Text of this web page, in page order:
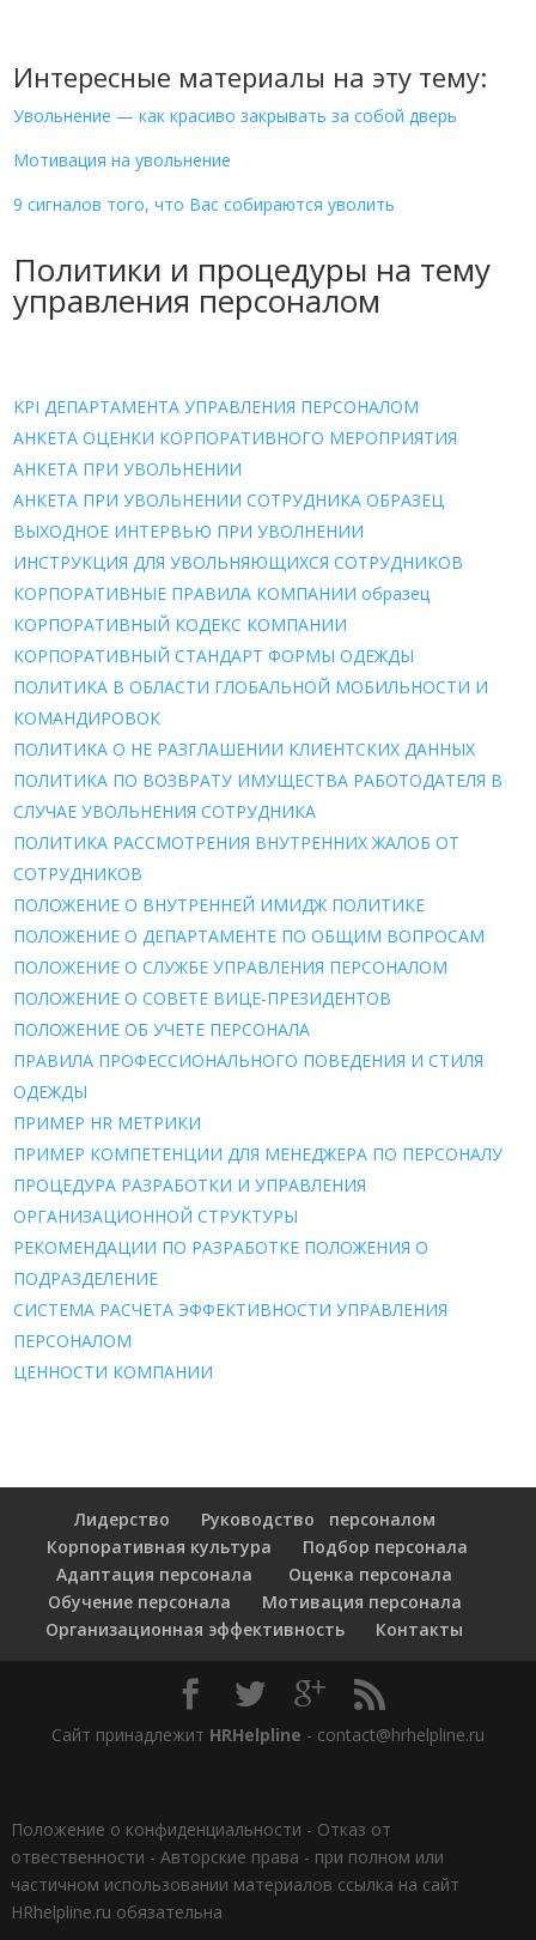
Интересные материалы на эту тему:
Увольнение — как красиво закрывать за собой дверь
Мотивация на увольнение
9 сигналов того, что Вас собираются уволить
Политики и процедуры на тему
управления персоналом
KPI ДЕПАРТАМЕНТА УПРАВЛЕНИЯ ПЕРСОНАЛОМ
АНКЕТА ОЦЕНКИ КОРПОРАТИВНОГО МЕРОПРИЯТИЯ
АНКЕТА ПРИ УВОЛЬНЕНИИ
АНКЕТА ПРИ УВОЛЬНЕНИИ СОТРУДНИКА ОБРАЗЕЦ
ВЫХОДНОЕ ИНТЕРВЬЮ ПРИ УВОЛНЕНИИ
ИНСТРУКЦИЯ ДЛЯ УВОЛЬНЯЮЩИХСЯ СОТРУДНИКОВ
КОРПОРАТИВНЫЕ ПРАВИЛА КОМПАНИИ образец
КОРПОРАТИВНЫЙ КОДЕКС КОМПАНИИ
КОРПОРАТИВНЫЙ СТАНДАРТ ФОРМЫ ОДЕЖДЫ
ПОЛИТИКА В ОБЛАСТИ ГЛОБАЛЬНОЙ МОБИЛЬНОСТИ И
КОМАНДИРОВОК
ПОЛИТИКА О НЕ РАЗГЛАШЕНИИ КЛИЕНТСКИХ ДАННЫХ
ПОЛИТИКА ПО ВОЗВРАТУ ИМУЩЕСТВА РАБОТОДАТЕЛЯ В
СЛУЧАЕ УВОЛЬНЕНИЯ СОТРУДНИКА
ПОЛИТИКА РАССМОТРЕНИЯ ВНУТРЕННИХ ЖАЛОБ ОТ
СОТРУДНИКОВ
ПОЛОЖЕНИЕ О ВНУТРЕННЕЙ ИМИДЖ ПОЛИТИКЕ
ПОЛОЖЕНИЕ О ДЕПАРТАМЕНТЕ ПО ОБЩИМ ВОПРОСАМ
ПОЛОЖЕНИЕ О СЛУЖБЕ УПРАВЛЕНИЯ ПЕРСОНАЛОМ
ПОЛОЖЕНИЕ О СОВЕТЕ ВИЦЕ-ПРЕЗИДЕНТОВ
ПОЛОЖЕНИЕ ОБ УЧЕТЕ ПЕРСОНАЛА
ПРАВИЛА ПРОФЕССИОНАЛЬНОГО ПОВЕДЕНИЯ И СТИЛЯ
ОДЕЖДЫ
ПРИМЕР HR МЕТРИКИ
ПРИМЕР КОМПЕТЕНЦИИ ДЛЯ МЕНЕДЖЕРА ПО ПЕРСОНАЛУ
ПРОЦЕДУРА РАЗРАБОТКИ И УПРАВЛЕНИЯ
ОРГАНИЗАЦИОННОЙ СТРУКТУРЫ
РЕКОМЕНДАЦИИ ПО РАЗРАБОТКЕ ПОЛОЖЕНИЯ О
ПОДРАЗДЕЛЕНИE
СИСТЕМА РАСЧЕТА ЭФФЕКТИВНОСТИ УПРАВЛЕНИЯ
ПЕРСОНАЛОМ
ЦЕННОСТИ КОМПАНИИ
Лидерство
Руководство персоналом
Корпоративная культура
Подбор персонала
Адаптация персонала
Оценка персонала
Обучение персонала
Мотивация персонала
Организационная эффективность
Контакты
Сайт принадлежит HRHelpline - contact@hrhelpline.ru
Положение о конфиденциальности - Отказ от
отвественности - Авторские права - при полном или
частичном использовании материалов ссылка на сайт
HRhelpline.ru обязательна